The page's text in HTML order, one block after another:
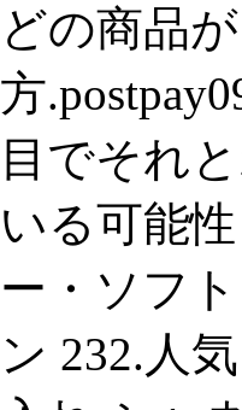
どの商品
方
目でそれ
いる可能
ー・ソフ
ン 232.人